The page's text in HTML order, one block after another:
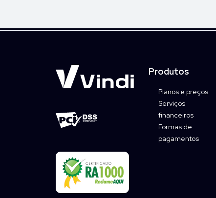
Produtos
Planos e preços
Serviços
financeiros
Formas de
pagamentos